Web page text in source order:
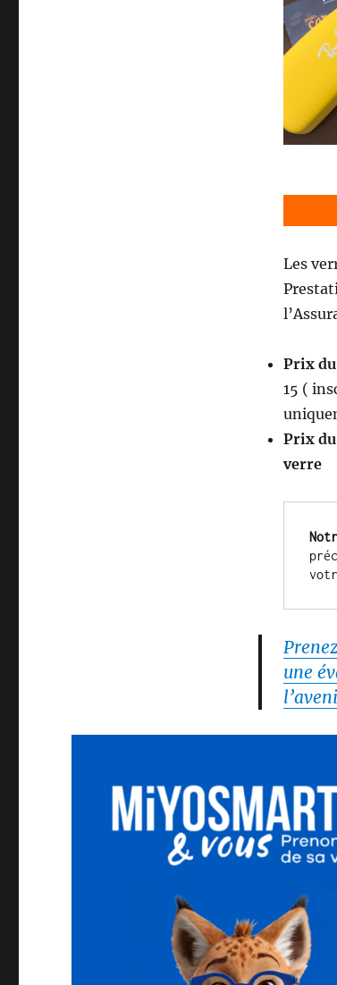
Les
Prix du
15 (
Prix
verre
une